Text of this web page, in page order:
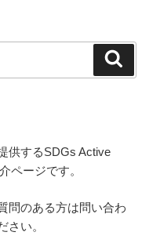
供するSDGs Active
ページです。
問のある方は問い合わ
さい。